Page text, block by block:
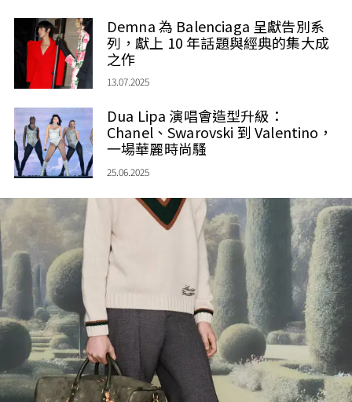
Demna 為 Balenciaga 呈獻告別系
列，獻上 10 年話題與經典的集大成
之作
13.07.2025
Dua Lipa 演唱會造型升級：
Chanel、Swarovski 到 Valentino，
一場華麗時尚騷
25.06.2025